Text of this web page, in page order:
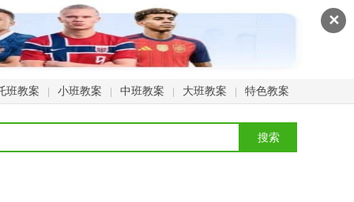
✕
班教案 小班教案 中班教案 大班教案 特色教案